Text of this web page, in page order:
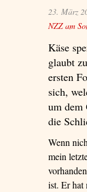
23. März
NZZ am
Käse
glaubt
ersten
sich,
um dem
die
Wenn
mein
ist. Er hat